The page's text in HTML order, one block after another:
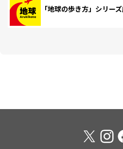
「地球の歩き方」シリー